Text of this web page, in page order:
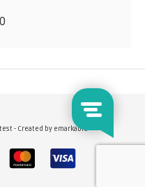
- Created by emarkable